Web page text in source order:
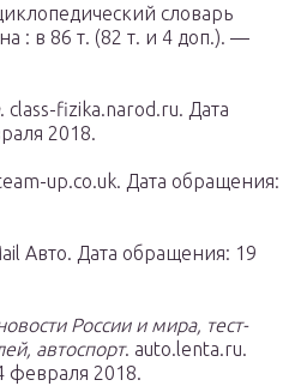
словарь
: в 86 т. (82 т. и 4 доп.). —
. class-fizika.narod.ru. Дата
2018.
up.co.uk. Дата обращения:
Авто. Дата обращения: 19
России и мира, тест-
автоспорт. auto.lenta.ru.
февраля 2018.